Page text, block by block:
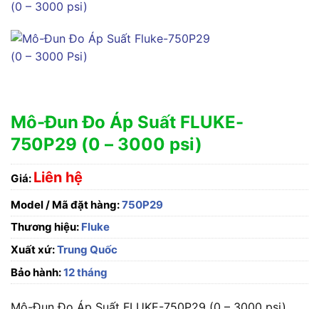
Mô-Đun Đo Áp Suất FLUKE-
750P29 (0 – 3000 psi)
Giá: Liên hệ
Model / Mã đặt hàng:750P29
Thương hiệu: Fluke
Xuất xứ:Trung Quốc
Bảo hành:12 tháng